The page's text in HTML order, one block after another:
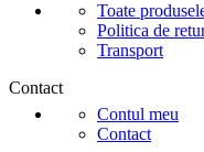
Toate
Politica de
Transport
Contact
Contul meu
Contact